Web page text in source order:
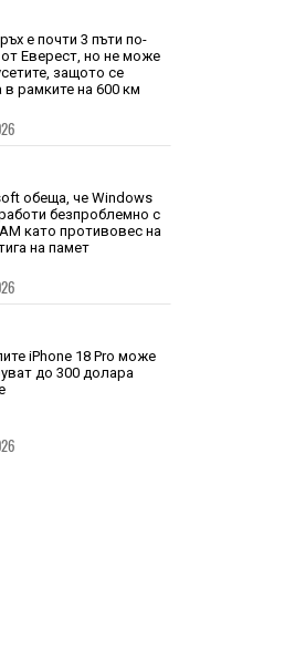
е почти 3 пъти по-
Еверест, но не може
защото се
в рамките на 600 км
обеща, че Windows
безпроблемно с
като противовес на
на памет
iPhone 18 Pro може
до 300 долара